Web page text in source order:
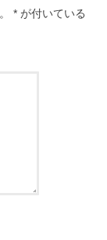
* が付いている